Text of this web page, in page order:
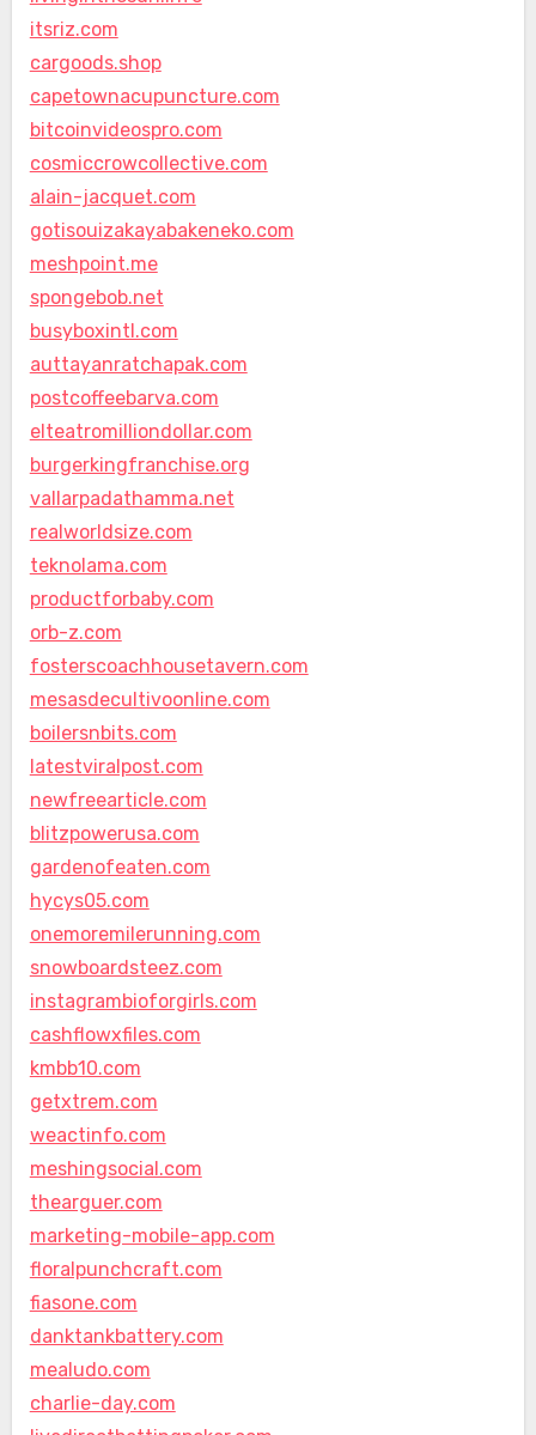
itsriz.com
cargoods.shop
capetownacupuncture.com
bitcoinvideospro.com
cosmiccrowcollective.com
alain-jacquet.com
gotisouizakayabakeneko.com
meshpoint.me
spongebob.net
busyboxintl.com
auttayanratchapak.com
postcoffeebarva.com
elteatromilliondollar.com
burgerkingfranchise.org
vallarpadathamma.net
realworldsize.com
teknolama.com
productforbaby.com
orb-z.com
fosterscoachhousetavern.com
mesasdecultivoonline.com
boilersnbits.com
latestviralpost.com
newfreearticle.com
blitzpowerusa.com
gardenofeaten.com
hycys05.com
onemoremilerunning.com
snowboardsteez.com
instagrambioforgirls.com
cashflowxfiles.com
kmbb10.com
getxtrem.com
weactinfo.com
meshingsocial.com
thearguer.com
marketing-mobile-app.com
floralpunchcraft.com
fiasone.com
danktankbattery.com
mealudo.com
charlie-day.com